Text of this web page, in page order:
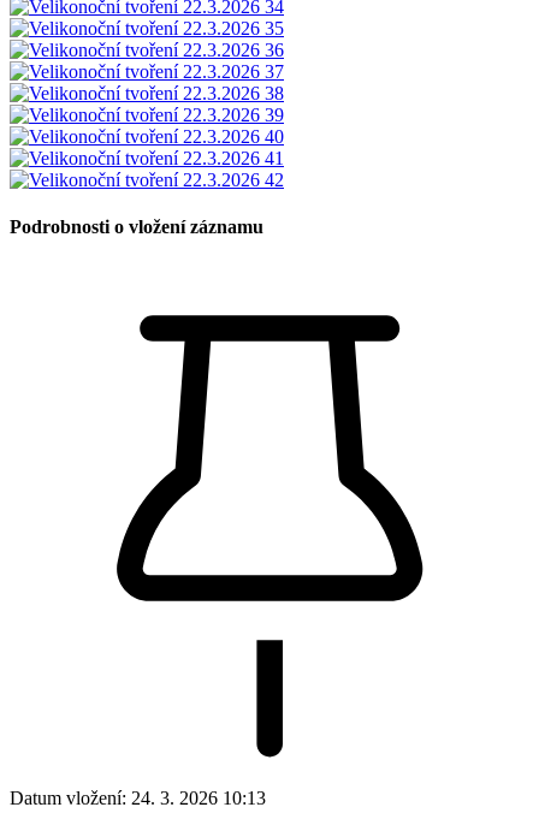
Podrobnosti o vložení záznamu
Datum vložení: 24. 3. 2026 10:13